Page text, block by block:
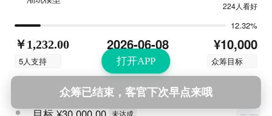
打开APP
224人看好
12.32%
￥1,232.00
5人支持
2026-06-08
结束时间
¥10,000
众筹目标
未达成
众筹已结束，客官下次早点来哦